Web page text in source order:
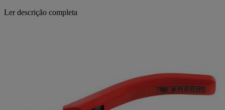
página.
Ler descrição completa